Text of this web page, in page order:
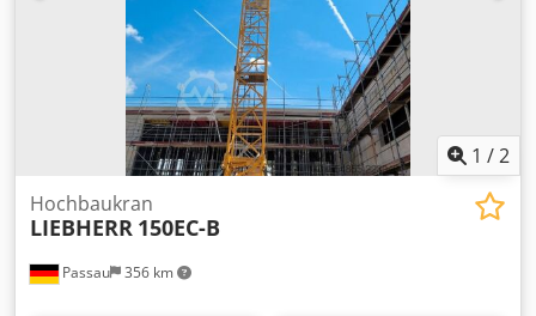
1 /2
Passau 356 km
Hochbaukran
LIEBHERR 150EC-B